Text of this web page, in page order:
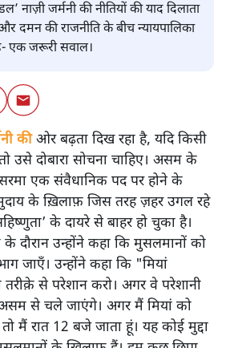
नाज़ी जर्मनी की नीतियों की याद दिलाता
दमन की राजनीति के बीच न्यायपालिका
एक जरूरी सवाल।
कीओर बढ़ता दिख रहा है, यदि किसी
उसे दोबारा सोचना चाहिए। असम के
सरमा एक संवैधानिक पद पर होने के
के ख़िलाफ़ जिस तरह ज़हर उगल रहे
के दायरे से बाहर हो चुका है।
के दौरान उन्होंने कहा कि मुसलमानों को
जाएँ। उन्होंने कहा कि "मियां
से परेशान करो। अगर वे परेशानी
से चले जाएंगे। अगर मैं मियां को
मैं रात 12 बजे जाता हूं। यह कोई मुद्दा